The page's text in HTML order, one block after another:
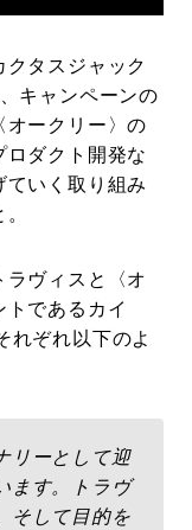
タスジャック
キャンペーンの
オークリー〉の
ロダクト開発な
ていく取り組み
ラヴィスと〈オ
であるカイ
れぞれ以下のよ
リーとして迎
ます。トラヴ
そして目的を